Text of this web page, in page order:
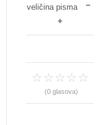
veličina pisma
(0 glasova)